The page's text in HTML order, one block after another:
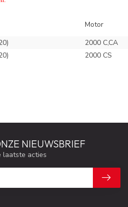
Motor
2000 C,CA
2000 CS
NIEUWSBRIEF
laatste acties